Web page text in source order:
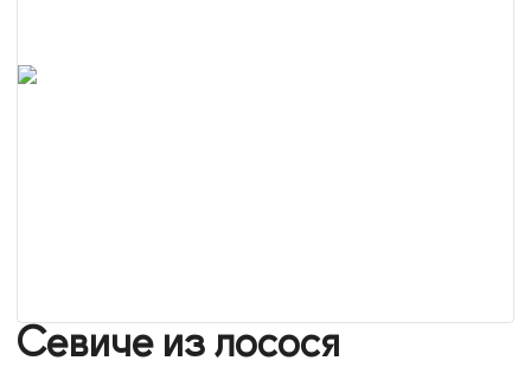
Севиче из лосося